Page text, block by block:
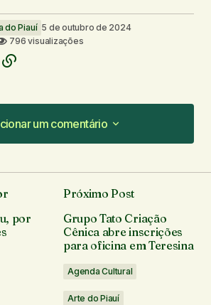
do Piauí 5 de outubro de 2024
796 visualizações
um comentário
um comentário
de e-mail não será publicado.
são marcados com*
por
Próximo Post
Grupo Tato Criação
Cênica abre inscrições
para oficina em Teresina
Agenda Cultural
Arte do Piauí